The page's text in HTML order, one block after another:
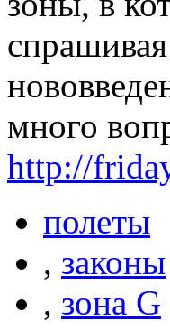
много
http://
полеты
, законы
, зона G